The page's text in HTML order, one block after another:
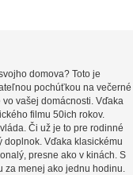
domova? Toto je
pochúťkou na večerné
vašej domácnosti. Vďaka
filmu 50ich rokov.
Či už je to pre rodinné
doplnok. Vďaka klasickému
presne ako v kinách. S
menej ako jednu hodinu.